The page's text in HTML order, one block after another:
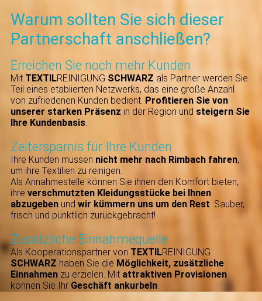
Warum sollten Sie sich dieser
Partnerschaft anschließen?
Erreichen Sie noch mehr Kunden
Mit TEXTILREINIGUNG SCHWARZ als Partner werden Sie
Teil eines etablierten Netzwerks, das eine große Anzahl
von zufriedenen Kunden bedient. Profitieren Sie von
unserer starken Präsenz in der Region und steigern Sie
Ihre Kundenbasis.
Zeitersparnis für Ihre Kunden
Ihre Kunden müssen nicht mehr nach Rimbach fahren,
um ihre Textilien zu reinigen.
Als Annahmestelle können Sie ihnen den Komfort bieten,
ihre verschmutzten Kleidungsstücke bei Ihnen
abzugebenund wir kümmern uns um den Rest. Sauber,
frisch und pünktlich zurückgebracht!
Zusätzliche Einnahmequelle
Als Kooperationspartner von TEXTILREINIGUNG
SCHWARZ haben Sie die Möglichkeit, zusätzliche
Einnahmenzu erzielen. Mit attraktiven Provisionen
können Sie Ihr Geschäft ankurbeln.